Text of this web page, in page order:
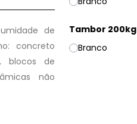
de
concreto
blocos de
não
Tambor 200kg
Branco